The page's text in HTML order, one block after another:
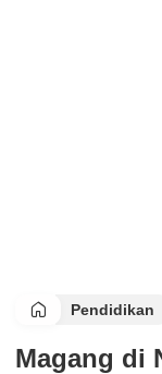
Pendidikan
Magang di